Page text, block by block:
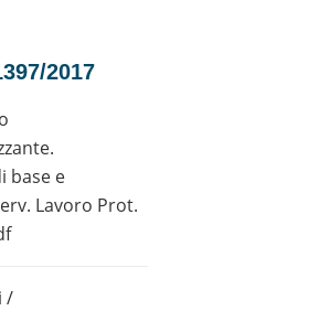
2017
base e
Lavoro Prot.
/